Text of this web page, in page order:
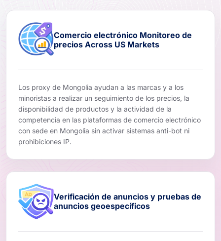
Comercio electrónico Monitoreo de
precios Across US Markets
Los proxy de Mongolia ayudan a las marcas y a los
minoristas a realizar un seguimiento de los precios, la
disponibilidad de productos y la actividad de la
competencia en las plataformas de comercio electrónico
con sede en Mongolia sin activar sistemas anti-bot ni
prohibiciones IP.
Verificación de anuncios y pruebas de
anuncios geoespecíficos